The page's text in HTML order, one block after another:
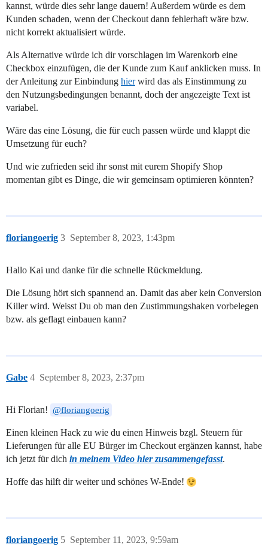
kannst, würde dies sehr lange dauern! Außerdem würde es dem
Kunden schaden, wenn der Checkout dann fehlerhaft wäre bzw.
nicht korrekt aktualisiert würde.
Als Alternative würde ich dir vorschlagen im Warenkorb eine
Checkbox einzufügen, die der Kunde zum Kauf anklicken muss. In
der Anleitung zur Einbindung hierwird das als Einstimmung zu
den Nutzungsbedingungen benannt, doch der angezeigte Text ist
variabel.
Wäre das eine Lösung, die für euch passen würde und klappt die
Umsetzung für euch?
Und wie zufrieden seid ihr sonst mit eurem Shopify Shop
momentan gibt es Dinge, die wir gemeinsam optimieren könnten?
floriangoerig September 8, 2023, 1:43pm
3
Hallo Kai und danke für die schnelle Rückmeldung.
Die Lösung hört sich spannend an. Damit das aber kein Conversion
Killer wird. Weisst Du ob man den Zustimmungshaken vorbelegen
bzw. als geflagt einbauen kann?
Gabe September 8, 2023, 2:37pm
4
Hi Florian! @floriangoerig
Einen kleinen Hack zu wie du einen Hinweis bzgl. Steuern für
Lieferungen für alle EU Bürger im Checkout ergänzen kannst, habe
ich jetzt für dich in meinem Video hier zusammengefasst.
Hoffe das hilft dir weiter und schönes W-Ende!
floriangoerig September 11, 2023, 9:59am
5